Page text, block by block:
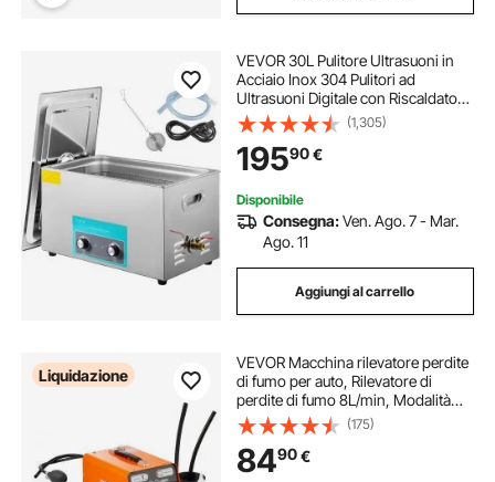
VEVOR 30L Pulitore Ultrasuoni in
Acciaio Inox 304 Pulitori ad
Ultrasuoni Digitale con Riscaldatore
Timer Macchina per la Pulizia di
Disinfettanti per Carburatori Parti in
Ottone Gioielli Dentali
(1,305)
19590€
Disponibile
Consegna:Ven. Ago. 7 - Mar.
Ago. 11
Aggiungi al carrello
Liquidazione
VEVOR Macchina rilevatore perdite
di fumo per auto, Rilevatore di
perdite di fumo 8L/min, Modalità
aria e modalità fumo, Rilevatore di
perdite con manometro pompe ad
aria, Tester diagnostico auto
(175)
8490€